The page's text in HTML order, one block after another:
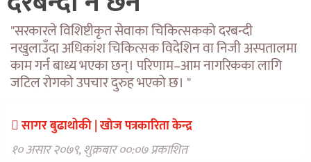
वैकल्पिक
चिकित्सा
हेल्थ
टिप्स
भिडियो
"सरकारले विशिष्टीकृत सेवाका चिकित्सकको दरबन्दी
नखुलाउँदा अधिकांश चिकित्सक विदेशिन वा निजी अस्पतालमा
काम गर्न बाध्य भएका छन्। परिणाम–आम नागरिकका लागि
जटिल रोगको उपचार दुरुह भएको छ। "
सागर बुढाथोकी | खाेज पत्रकारिता केन्द्र
१० असार २०७९, शुक्रबार ००:०७ प्रकाशित